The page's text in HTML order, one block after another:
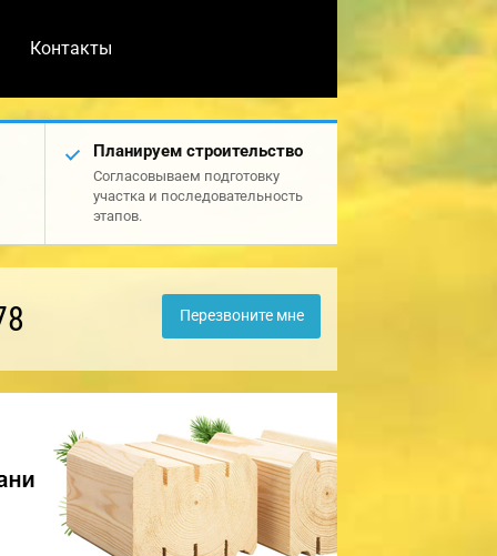
Контакты
Планируем строительство
Согласовываем подготовку
участка и последовательность
этапов.
Перезвоните мне